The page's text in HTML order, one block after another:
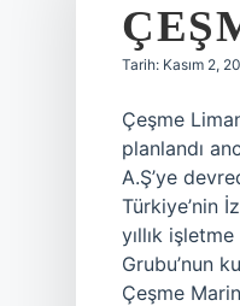
Tarih: Kasım 2,
Çeşme
planlandı
A.Ş’ye
Türkiye’nin
yıllık
Grubu’nun
Çeşme